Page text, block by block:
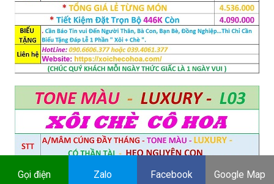
Gọi điện Zalo Facebook Google Map